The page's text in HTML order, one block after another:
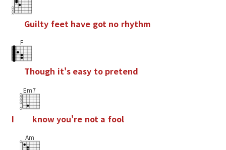
Guilty feet have got no rhythm
F
Though it's easy to pretend
I
Em7
knowyou're not a fool
Am